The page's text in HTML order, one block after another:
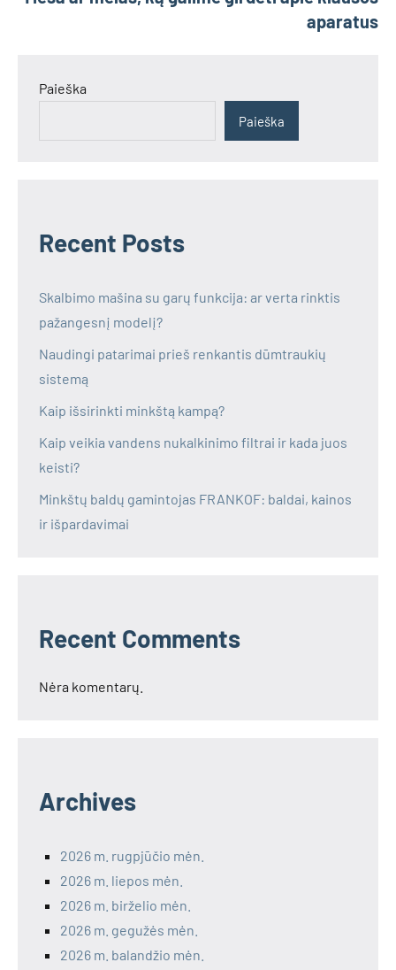
aparatus
Paieška
Paieška
Recent Posts
Skalbimo mašina su garų funkcija: ar verta rinktis
pažangesnį modelį?
Naudingi patarimai prieš renkantis dūmtraukių
sistemą
Kaip išsirinkti minkštą kampą?
Kaip veikia vandens nukalkinimo filtrai ir kada juos
keisti?
Minkštų baldų gamintojas FRANKOF: baldai, kainos
ir išpardavimai
Recent Comments
Nėra komentarų.
Archives
2026 m. rugpjūčio mėn.
2026 m. liepos mėn.
2026 m. birželio mėn.
2026 m. gegužės mėn.
2026 m. balandžio mėn.